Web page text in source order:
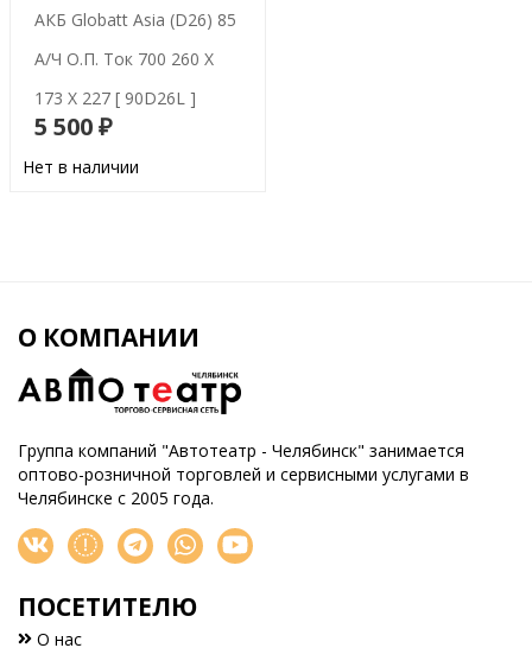
АКБ Globatt Asia (D26) 85
А/ч О.п. Ток 700 260 Х
173 Х 227 [ 90D26L ]
5 500 ₽
Нет в наличии
О КОМПАНИИ
Группа компаний "Автотеатр - Челябинск" занимается
оптово-розничной торговлей и сервисными услугами в
Челябинске с 2005 года.
ПОСЕТИТЕЛЮ
О нас